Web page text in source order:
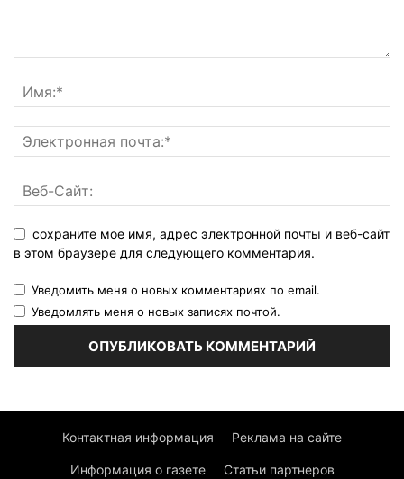
сохраните мое имя, адрес электронной почты и веб-сайт
в этом браузере для следующего комментария.
Уведомить меня о новых комментариях по email.
Уведомлять меня о новых записях почтой.
Контактная информация Реклама на сайте
Информация о газете Статьи партнеров